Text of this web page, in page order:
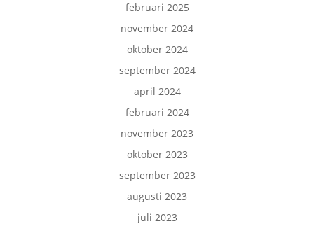
februari 2025
november 2024
oktober 2024
september 2024
april 2024
februari 2024
november 2023
oktober 2023
september 2023
augusti 2023
juli 2023